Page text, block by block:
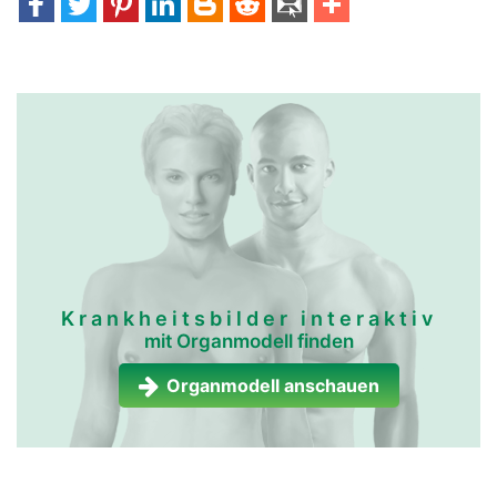
Krankheitsbilder interaktiv
mit Organmodell finden
Organmodell anschauen